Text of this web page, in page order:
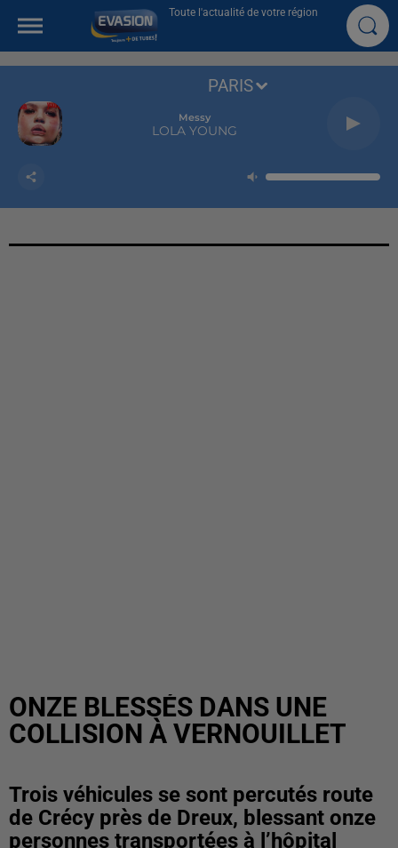
Toute l'actualité de votre région
Messy
LOLA YOUNG
PARIS
ONZE BLESSÉS DANS UNE
COLLISION À VERNOUILLET
Trois véhicules se sont percutés route
de Crécy près de Dreux, blessant onze
personnes transportées à l’hôpital